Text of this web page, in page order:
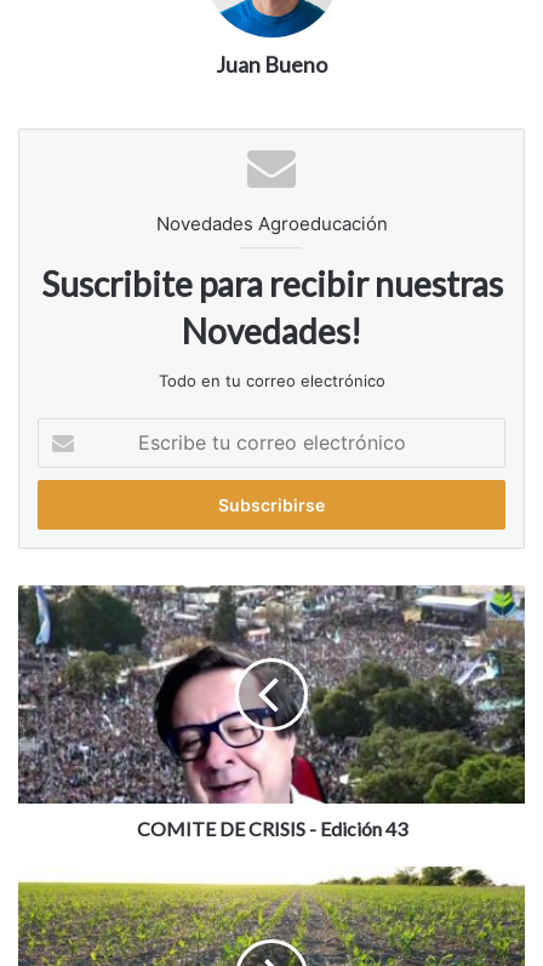
Juan Bueno
Novedades Agroeducación
Suscribite para recibir nuestras
Novedades!
Todo en tu correo electrónico
correo
COMITE
DE
CRISIS
-
Edición
43
COMITE DE CRISIS - Edición 43
¿QUÉ
PRECIO
MASTICÁS
en